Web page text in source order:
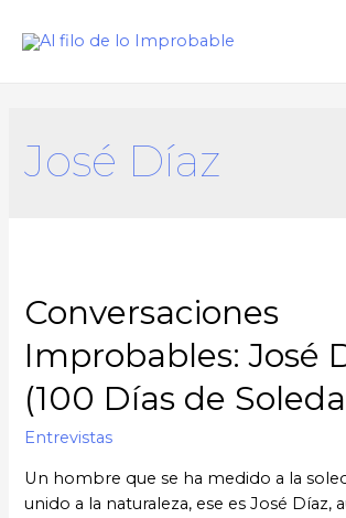
José Díaz
Conversaciones
Improbables: José
(100 Días de
Entrevistas
Un hombre que se ha medido a la
unido a la naturaleza, ese es José Díaz,